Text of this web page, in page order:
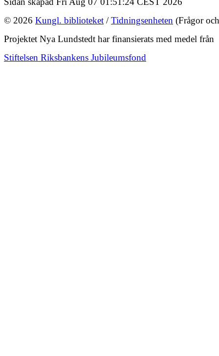
© 2026 Kungl. biblioteket /Tidningsenheten (Frågor
Projektet Nya Lundstedt har finansierats med medel från
Stiftelsen Riksbankens Jubileumsfond